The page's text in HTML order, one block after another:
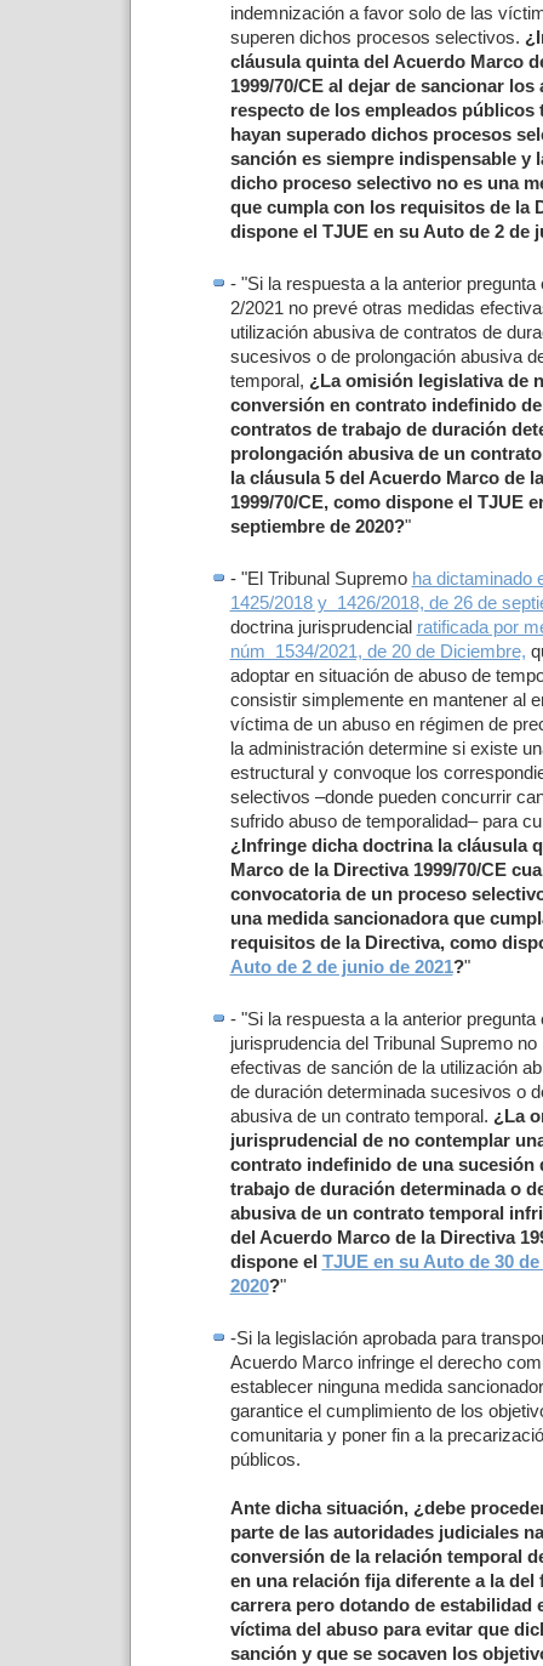
indemnización a favor solo de las
superen dichos procesos selectivos.
cláusula quinta del Acuerdo Marco
1999/70/CE al dejar de sancionar
respecto de los empleados públicos
hayan superado dichos procesos
sanción es siempre indispensable y
dicho proceso selectivo no es una
que cumpla con los requisitos de la
dispone el TJUE en su Auto de 2 de
- "Si la respuesta a la anterior
2/2021 no prevé otras medidas
utilización abusiva de contratos de
sucesivos o de prolongación abusiva
temporal, ¿La omisión legislativa de
conversión en contrato indefinido
contratos de trabajo de duración
prolongación abusiva de un
la cláusula 5 del Acuerdo Marco de
1999/70/CE, como dispone el TJUE
septiembre de 2020?"
- "El Tribunal Supremo ha dictaminado
1425/2018 y 1426/2018, de 26 de
doctrina jurisprudencial ratificada por
núm 1534/2021, de 20 de Diciembre,
adoptar en situación de abuso de
consistir simplemente en mantener al
víctima de un abuso en régimen de
la administración determine si existe
estructural y convoque los
selectivos –donde pueden concurrir
sufrido abuso de temporalidad– para
¿Infringe dicha doctrina la cláusula
Marco de la Directiva 1999/70/CE
convocatoria de un proceso
una medida sancionadora que
requisitos de la Directiva, como
Auto de 2 de junio de 2021?"
- "Si la respuesta a la anterior pregunta
jurisprudencia del Tribunal Supremo
efectivas de sanción de la utilización
de duración determinada sucesivos o
abusiva de un contrato temporal. ¿La
jurisprudencial de no contemplar
contrato indefinido de una sucesión
trabajo de duración determinada o
abusiva de un contrato temporal
del Acuerdo Marco de la Directiva
dispone el TJUE en su Auto de 30
2020?"
-Si la legislación aprobada para
Acuerdo Marco infringe el derecho
establecer ninguna medida
garantice el cumplimiento de los
comunitaria y poner fin a la
públicos.
Ante dicha situación, ¿debe
parte de las autoridades judiciales
conversión de la relación temporal
en una relación fija diferente a la del
carrera pero dotando de estabilidad
víctima del abuso para evitar que
sanción y que se socaven los